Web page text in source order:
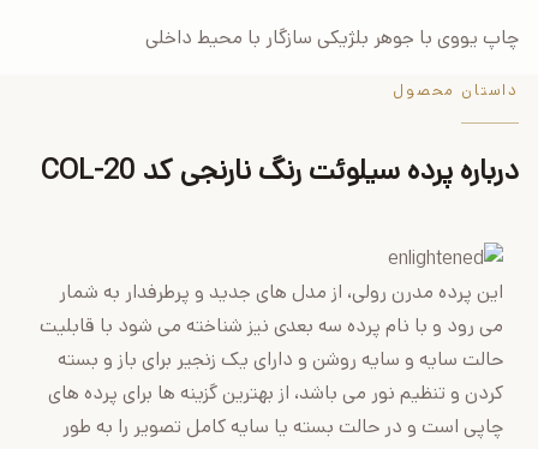
چاپ یووی با جوهر بلژیکی سازگار با محیط داخلی
داستان محصول
درباره پرده سیلوئت رنگ نارنجی کد COL-20
این پرده مدرن رولی، از مدل های جدید و پرطرفدار به شمار
می رود و با نام پرده سه بعدی نیز شناخته می شود با قابلیت
حالت سایه و سایه روشن و دارای یک زنجیر برای باز و بسته
کردن و تنظیم نور می باشد، از بهترین گزینه ها برای پرده های
چاپی است و در حالت بسته یا سایه کامل تصویر را به طور